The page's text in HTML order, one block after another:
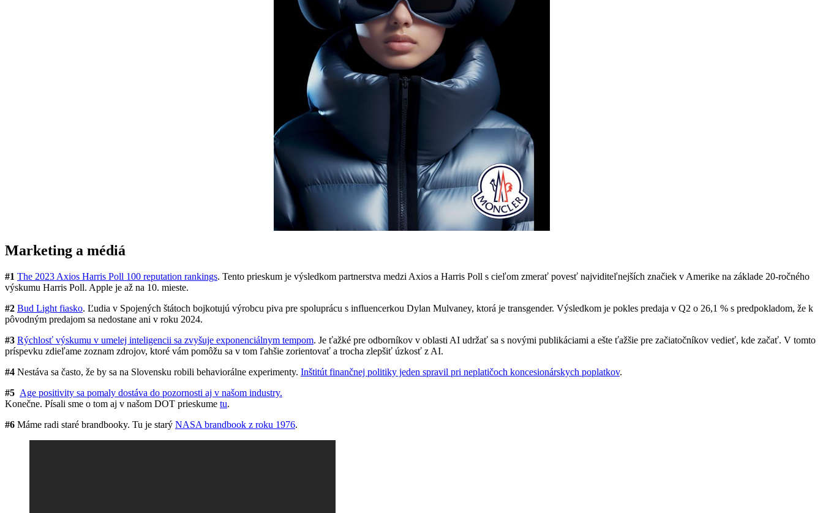
Marketing a médiá
#1 The 2023 Axios Harris Poll 100 reputation rankings. Tento prieskum je výsledkom partnerstva medzi Axios a Harris Poll s cieľom zmerať povesť najviditeľnejších značiek v Amerike na základe 20-ročného
výskumu Harris Poll. Apple je až na 10. mieste.
#2 Bud Light fiasko. Ľudia v Spojených štátoch bojkotujú výrobcu piva pre spoluprácu s influencerkou Dylan Mulvaney, ktorá je transgender. Výsledkom je pokles predaja v Q2 o 26,1 % s predpokladom, že k
pôvodným predajom sa nedostane ani v roku 2024.
#3 Rýchlosť výskumu v umelej inteligencii sa zvyšuje exponenciálnym tempom. Je ťažké pre odborníkov v oblasti AI udržať sa s novými publikáciami a ešte ťažšie pre začiatočníkov vedieť, kde začať. V tomto
príspevku zdieľame zoznam zdrojov, ktoré vám pomôžu sa v tom ľahšie zorientovať a trocha zlepšiť úzkosť z AI.
#4 Nestáva sa často, že by sa na Slovensku robili behaviorálne experimenty. Inštitút finančnej politiky jeden spravil pri neplatičoch koncesionárskych poplatkov.
#5 Age positivity sa pomaly dostáva do pozornosti aj v našom industry.
Konečne. Písali sme o tom aj v našom DOT prieskume tu.
#6 Máme radi staré brandbooky. Tu je starý NASA brandbook z roku 1976.